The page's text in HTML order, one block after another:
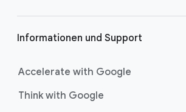
Informationen und Support
Accelerate with Google
Think with Google